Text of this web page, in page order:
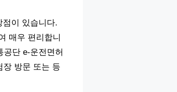
이 있습니다.
매우 편리합니
단 e-운전면허
장 방문 또는 등